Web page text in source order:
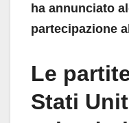
ha annunciato
partecipazione
Le
Stati